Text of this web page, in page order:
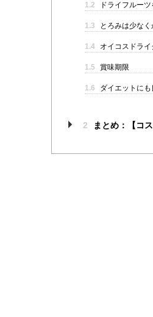
1.2 ドライフルー
1.3 とろみは少な
1.4 オイコスドラ
1.5 賞味期限
1.6 ダイエットに
2 まとめ：【コ